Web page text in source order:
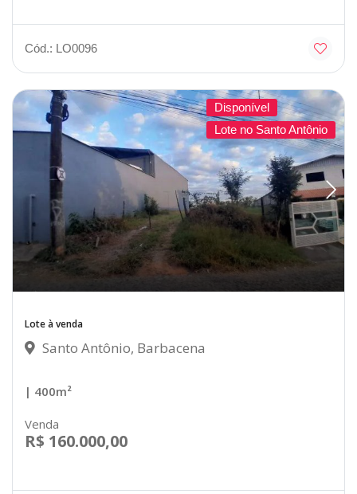
Cód.: LO0096
Disponível
Lote no Santo Antônio
Lote à venda
Santo Antônio, Barbacena
| 400m²
Venda
R$ 160.000,00